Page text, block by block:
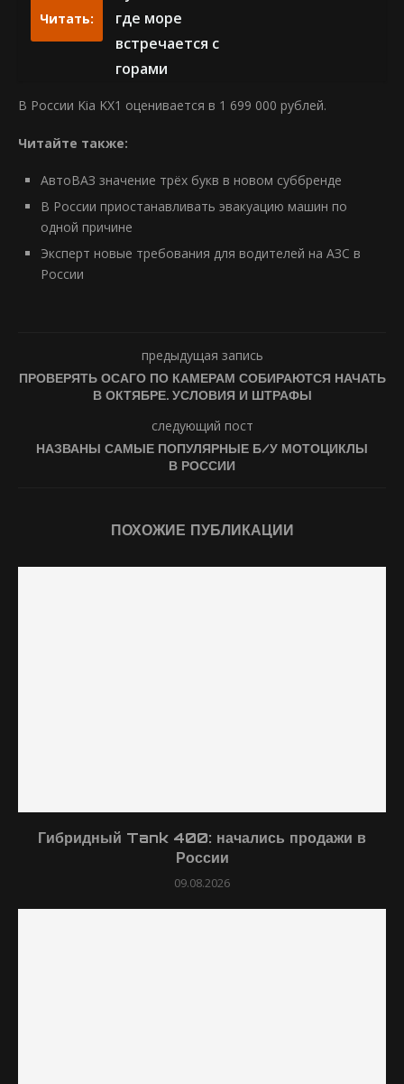
Читать:
где море
встречается с
горами
В России Kia KX1 оценивается в 1 699 000 рублей.
Читайте также:
АвтоВАЗ значение трёх букв в новом суббренде
В России приостанавливать эвакуацию машин по
одной причине
Эксперт новые требования для водителей на АЗС в
России
предыдущая запись
ПРОВЕРЯТЬ ОСАГО ПО КАМЕРАМ СОБИРАЮТСЯ НАЧАТЬ
В ОКТЯБРЕ. УСЛОВИЯ И ШТРАФЫ
следующий пост
НАЗВАНЫ САМЫЕ ПОПУЛЯРНЫЕ Б/У МОТОЦИКЛЫ
В РОССИИ
ПОХОЖИЕ ПУБЛИКАЦИИ
Гибридный Tank 400: начались продажи в
России
09.08.2026